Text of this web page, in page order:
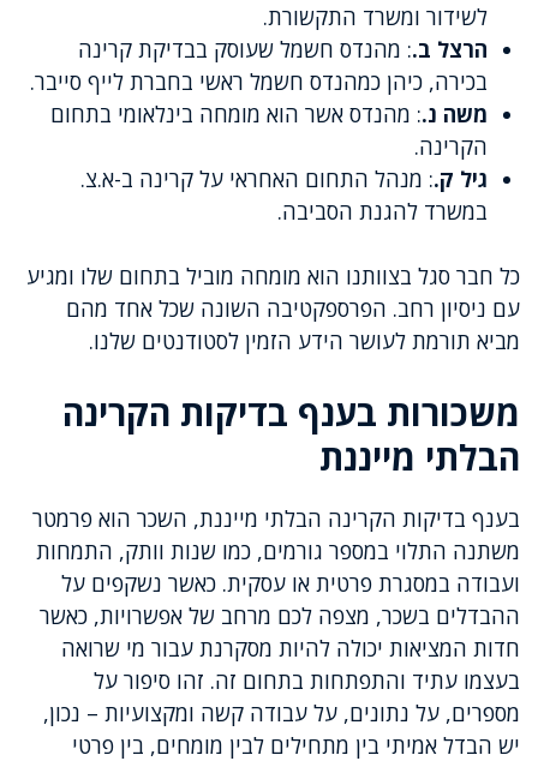
לשידור ומשרד התקשורת.
הרצל ב.: מהנדס חשמל שעוסק בבדיקת קרינה
בכירה, כיהן כמהנדס חשמל ראשי בחברת לייף סייבר.
משה נ.: מהנדס אשר הוא מומחה בינלאומי בתחום
הקרינה.
גיל ק.: מנהל התחום האחראי על קרינה ב-א.צ.
במשרד להגנת הסביבה.
כל חבר סגל בצוותנו הוא מומחה מוביל בתחום שלו ומגיע
עם ניסיון רחב. הפרספקטיבה השונה שכל אחד מהם
מביא תורמת לעושר הידע הזמין לסטודנטים שלנו.
משכורות בענף בדיקות הקרינה
הבלתי מייננת
בענף בדיקות הקרינה הבלתי מייננת, השכר הוא פרמטר
משתנה התלוי במספר גורמים, כמו שנות וותק, התמחות
ועבודה במסגרת פרטית או עסקית. כאשר נשקפים על
ההבדלים בשכר, מצפה לכם מרחב של אפשרויות, כאשר
חדות המציאות יכולה להיות מסקרנת עבור מי שרואה
בעצמו עתיד והתפתחות בתחום זה. זהו סיפור על
מספרים, על נתונים, על עבודה קשה ומקצועיות – נכון,
יש הבדל אמיתי בין מתחילים לבין מומחים, בין פרטי